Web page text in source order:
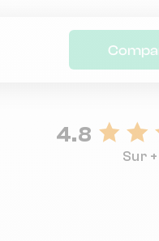
4.8
Sur